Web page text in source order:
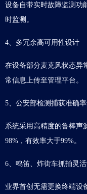
设备自带实时故障监测功
时监测。
4、多冗余高可用性设计
在设备部分麦克风状态异
常信息上传至管理平台。
5、公安部检测捕获准确
系统采用高精度的鲁棒声
98%，有效率大于99%。
6、鸣笛、炸街车抓拍灵
业界首创无需更换终端设